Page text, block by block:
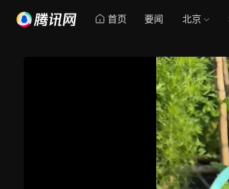
首页 要闻 北京